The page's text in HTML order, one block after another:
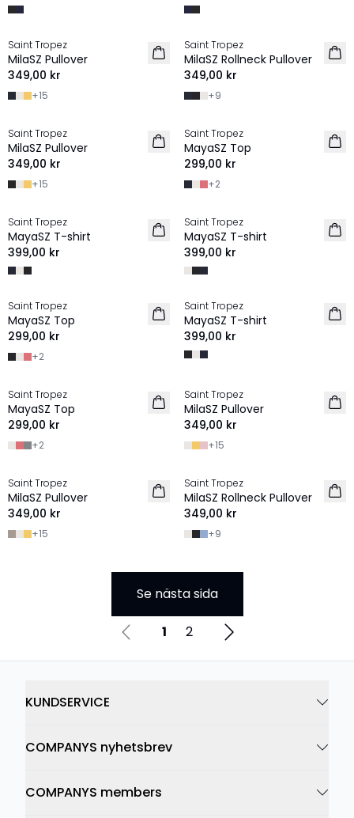
2 FOR 600 SEK
Saint Tropez
MilaSZ Pullover
349,00 kr
+15
2 FOR 600 SEK
Saint Tropez
MilaSZ Rollneck Pullover
349,00 kr
+9
2 FOR 600 SEK
Saint Tropez
MilaSZ Pullover
349,00 kr
+15
2 for 550 SEK
Saint Tropez
MayaSZ Top
299,00 kr
+2
2 FOR 600 SEK
Saint Tropez
MayaSZ T-shirt
399,00 kr
2 FOR 600 SEK
Saint Tropez
MayaSZ T-shirt
399,00 kr
2 for 550 SEK
Saint Tropez
MayaSZ Top
299,00 kr
+2
2 FOR 600 SEK
Saint Tropez
MayaSZ T-shirt
399,00 kr
2 for 550 SEK
Saint Tropez
MayaSZ Top
299,00 kr
+2
2 FOR 600 SEK
Saint Tropez
MilaSZ Pullover
349,00 kr
+15
2 FOR 600 SEK
Saint Tropez
MilaSZ Pullover
349,00 kr
+15
2 FOR 600 SEK
Saint Tropez
MilaSZ Rollneck Pullover
349,00 kr
+9
Se nästa sida
1 2
KUNDSERVICE
COMPANYS nyhetsbrev
COMPANYS members